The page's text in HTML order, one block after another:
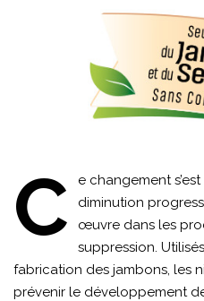
C
e changement
diminution
œuvre dans les
suppression.
fabrication des jambons, les
prévenir le développement